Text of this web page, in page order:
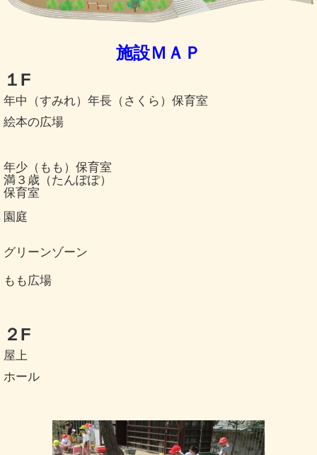
施設ＭＡＰ
１F
年中（すみれ）年長（さくら）保育室
絵本の広場
年少（もも）保育室
満３歳（たんぽぽ）
保育室
園庭
グリーンゾーン
もも広場
２F
屋上
ホール